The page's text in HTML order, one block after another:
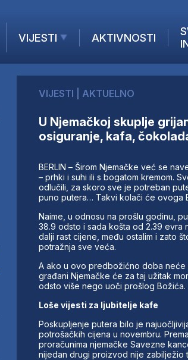
VIJESTI
AKTUELNO
KOMPANIJE
FINANSIJE
IZ STRANIH MEDIJA
AKTIVNOSTI
VIJESTI AKTUELNO
U Njemačkoj skuplje
osiguranje, kafa,
​BERLIN – Širom Njemačke već se
– prhki i suhi ili s bogatom kremom.
odlučili, za skoro sve je potreban
puno putera… Takvi kolači će ovoga
Naime, u odnosu na prošlu godinu,
38.9 odsto i sada košta od 2.39 evra
dalji rast cijene, među ostalim i zato
potražnja sve veća.
A ako u ovo predbožićno doba neće
građani Njemačke će za taj užitak
odsto više nego uoči prošlog Božića.
Loše vijesti za ljubitelje kafe
Poskupljenje putera bilo je
potrošačkih cijena u novembru. Prema
proračunima njemačke Savezne
nijedan drugi proizvod nije zabilježio